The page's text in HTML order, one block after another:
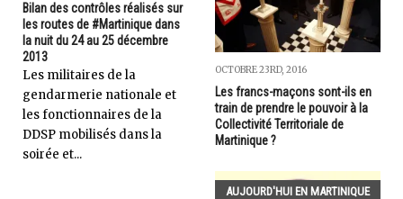
Bilan des contrôles réalisés sur
les routes de #Martinique dans
la nuit du 24 au 25 décembre
2013
Les militaires de la
gendarmerie nationale et
les fonctionnaires de la
DDSP mobilisés dans la
soirée et...
OCTOBRE 23RD, 2016
Les francs-maçons sont-ils en
train de prendre le pouvoir à la
Collectivité Territoriale de
Martinique ?
AUJOURD'HUI EN MARTINIQUE